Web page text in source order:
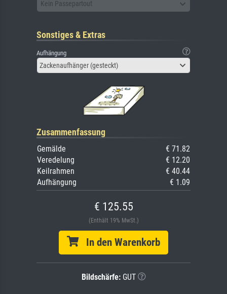
Kein Passepartout
Sonstiges & Extras
Aufhängung
Zackenaufhänger (gesteckt)
Zusammenfassung
Gemälde
€ 71.82
Veredelung
€ 12.20
Keilrahmen
€ 40.44
Aufhängung
€ 1.09
€ 125.55
(Enthält 19% MwSt.)
In den Warenkorb
Bildschärfe:GUT